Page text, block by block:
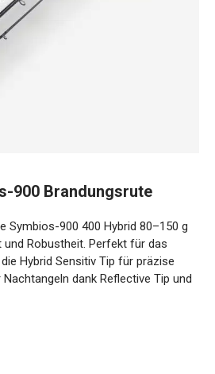
und Robustheit. Perfekt für das
Hybrid Sensitiv Tip für präzise
dank Reflective Tip